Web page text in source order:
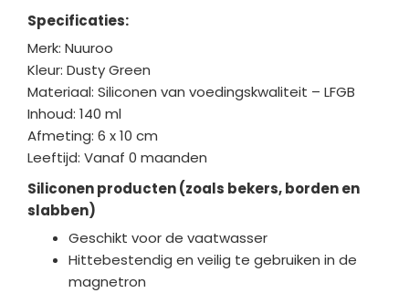
Specificaties:
Merk: Nuuroo
Kleur: Dusty Green
Materiaal: Siliconen van voedingskwaliteit – LFGB
Inhoud: 140 ml
Afmeting: 6 x 10 cm
Leeftijd: Vanaf 0 maanden
Siliconen producten (zoals bekers, borden en
slabben)
Geschikt voor de vaatwasser
Hittebestendig en veilig te gebruiken in de
magnetron